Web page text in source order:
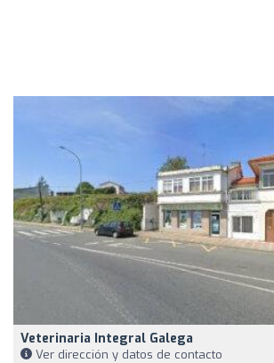
Veterinaria Integral Galega
Ver dirección y datos de contacto